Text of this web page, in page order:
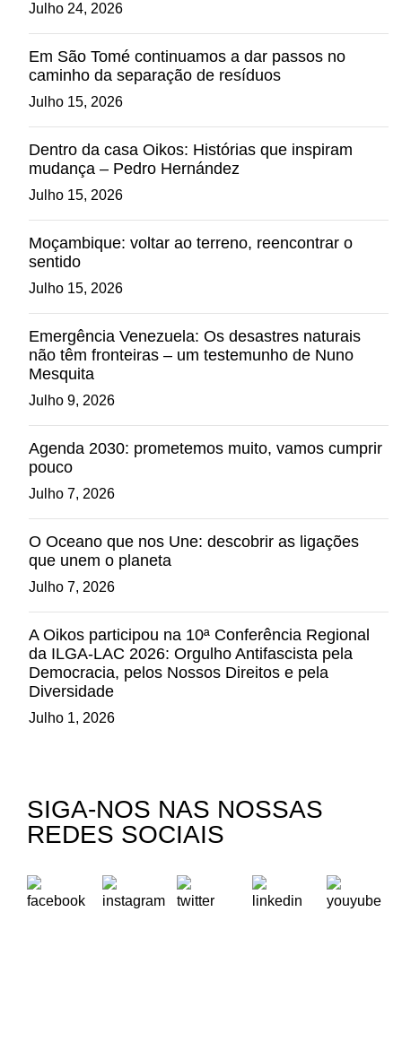
Julho 24, 2026
Em São Tomé continuamos a dar passos no
caminho da separação de resíduos
Julho 15, 2026
Dentro da casa Oikos: Histórias que inspiram
mudança – Pedro Hernández
Julho 15, 2026
Moçambique: voltar ao terreno, reencontrar o
sentido
Julho 15, 2026
Emergência Venezuela: Os desastres naturais
não têm fronteiras – um testemunho de Nuno
Mesquita
Julho 9, 2026
Agenda 2030: prometemos muito, vamos cumprir
pouco
Julho 7, 2026
O Oceano que nos Une: descobrir as ligações
que unem o planeta
Julho 7, 2026
A Oikos participou na 10ª Conferência Regional
da ILGA-LAC 2026: Orgulho Antifascista pela
Democracia, pelos Nossos Direitos e pela
Diversidade
Julho 1, 2026
SIGA-NOS NAS NOSSAS
REDES SOCIAIS